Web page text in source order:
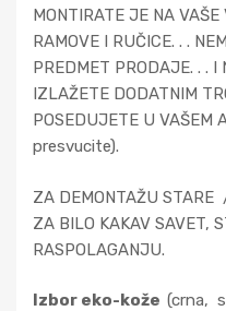
MONTIRATE JE NA
RAMOVE I RUČICE. . .
PREDMET PRODAJE. . . I
IZLAŽETE DODATNIM
POSEDUJETE U VAŠEM
presvucite).
ZA DEMONTAŽU STARE
ZA BILO KAKAV SAVET,
RASPOLAGANJU.
Izbor eko-kože (crna,